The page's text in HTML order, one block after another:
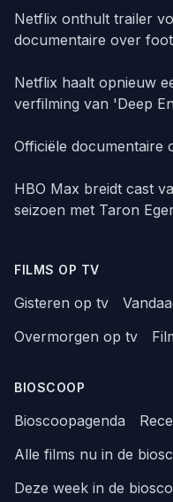
Netflix onthult trailer
documentaire over
Netflix haalt opnieuw
verfilming van 'Deep
Officiële documentaire
HBO Max breidt cast
seizoen met Taron
FILMS OP TV
Gisteren op tv
Overmorgen op tv
BIOSCOOP
Bioscoopagenda
Alle films nu in de
Deze week in de